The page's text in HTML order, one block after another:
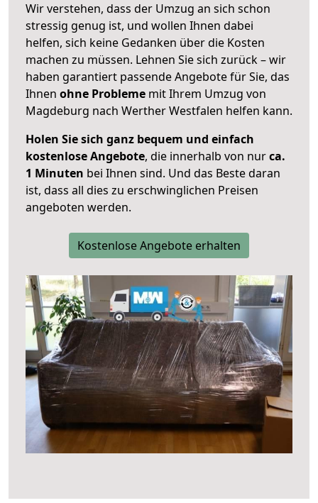
Wir verstehen, dass der Umzug an sich schon
stressig genug ist, und wollen Ihnen dabei
helfen, sich keine Gedanken über die Kosten
machen zu müssen. Lehnen Sie sich zurück – wir
haben garantiert passende Angebote für Sie, das
Ihnen ohne Probleme mit Ihrem Umzug von
Magdeburg nach Werther Westfalen helfen kann.
Holen Sie sich ganz bequem und einfach
kostenlose Angebote, die innerhalb von nurca.
1 Minuten bei Ihnen sind. Und das Beste daran
ist, dass all dies zu erschwinglichen Preisen
angeboten werden.
Kostenlose Angebote erhalten